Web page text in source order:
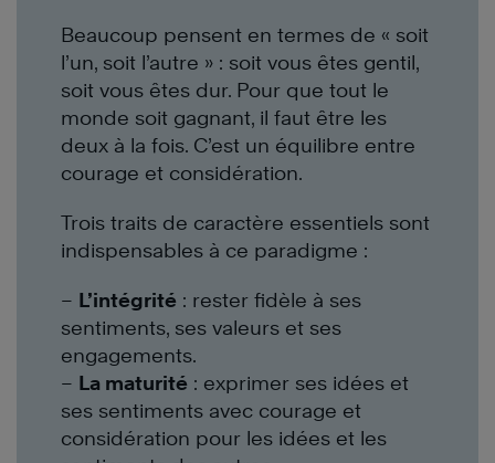
Beaucoup pensent en termes de « soit
l’un, soit l’autre » : soit vous êtes gentil,
soit vous êtes dur. Pour que tout le
monde soit gagnant, il faut être les
deux à la fois. C’est un équilibre entre
courage et considération.
Trois traits de caractère essentiels sont
indispensables à ce paradigme :
– L’intégrité : rester fidèle à ses
sentiments, ses valeurs et ses
engagements.
– La maturité : exprimer ses idées et
ses sentiments avec courage et
considération pour les idées et les